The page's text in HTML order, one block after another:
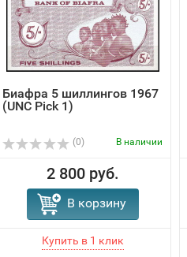
Биафра 5 шиллингов 1967
(UNC Pick 1)
(0) В наличии
2 800 руб.
В корзину